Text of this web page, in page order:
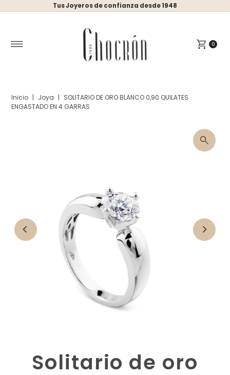
Ir directamente al contenido
Tus Joyeros de confianza desde 1948
0
Inicio | Joya | SOLITARIO DE ORO BLANCO 0,90 QUILATES
ENGASTADO EN 4 GARRAS
Solitario de oro